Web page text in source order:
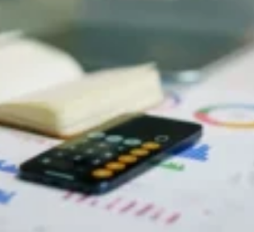
Sambut 2026, Kakkoii
You Can Eat Mulai Rp